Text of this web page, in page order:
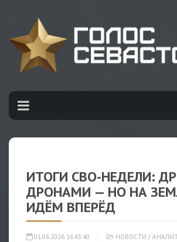
ИТОГИ СВО-НЕДЕЛИ:
ДРОНАМИ — НО НА
ИДЁМ ВПЕРЁД
01.06.2026 16:43:40 НОВОСТИ /